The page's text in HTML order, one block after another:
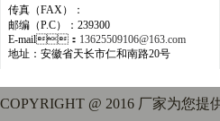
传真（FAX）：
邮编（P.C）：239300
E-mail： 13625509106@163.com
地址：安徽省天长市仁和南路20号
COPYRIGHT @ 2016 厂家为您提